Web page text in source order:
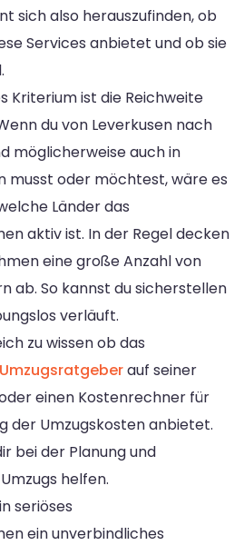
sich also herauszufinden, ob
Services anbietet und ob sie
Kriterium ist die Reichweite
du von Leverkusen nach
möglicherweise auch in
musst oder möchtest, wäre es
Länder das
aktiv ist. In der Regel decken
eine große Anzahl von
ab. So kannst du sicherstellen
verläuft.
zu wissen ob das
Umzugsratgeberauf seiner
einen Kostenrechner für
der Umzugskosten anbietet.
bei der Planung und
helfen.
seriöses
ein unverbindliches